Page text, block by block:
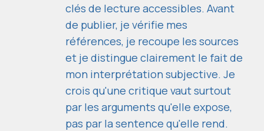
clés de lecture accessibles. Avant
de publier, je vérifie mes
références, je recoupe les sources
et je distingue clairement le fait de
mon interprétation subjective. Je
crois qu'une critique vaut surtout
par les arguments qu'elle expose,
pas par la sentence qu'elle rend.